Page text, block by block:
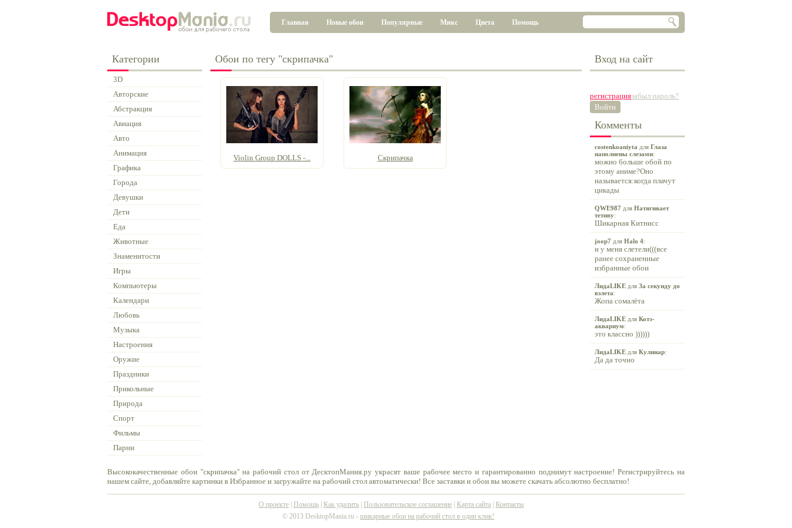
Главная Новые обои Популярные Микс Цвета Помощь
Категории
3D
Авторские
Абстракция
Авиация
Авто
Анимация
Графика
Города
Девушки
Дети
Еда
Животные
Знаменитости
Игры
Компьютеры
Календари
Любовь
Музыка
Настроения
Оружие
Праздники
Прикольные
Природа
Спорт
Фильмы
Парни
Обои по тегу "скрипачка"
Violin Group DOLLS -... Скрипачка
Вход на сайт
регистрациязабыл пароль?
Войти
Комменты
costenkoaniyta для Глаза
наполнены слезами:
можно больше обой по
этому аниме?Оно
называется:когда плачут
цикады
QWE987 для Натягивает
тетиву:
Шикарная Китнисс
joop7 для Halo 4:
и у меня слетели(((все
ранее сохраненные
избранные обои
ЛидаLIKE для За секунду до
взлета:
Жопа сомалёта
ЛидаLIKE для Котэ-
аквариум:
это классно ))))))
ЛидаLIKE для Кулинар:
Да да точно
Высококачественные обои "скрипачка" на рабочий стол от ДесктопМания.ру украсят ваше рабочее место и гарантированно поднимут настроение! Регистрируйтесь на
нашем сайте, добавляйте картинки в Избранное и загружайте на рабочий стол автоматически! Все заставки и обои вы можете скачать абсолютно бесплатно!
О проекте Помощь Как удалить Пользовательское соглашение Карта сайта
Контакты
© 2013 DesktopMania.ru - шикарные обои на рабочий стол в один клик!